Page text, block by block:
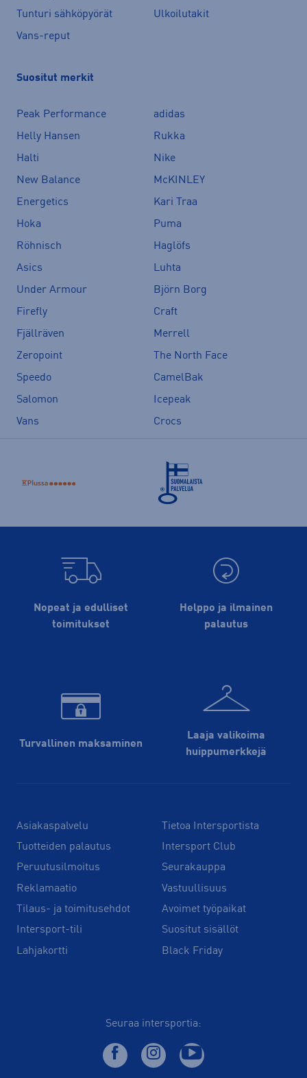
Tunturi sähköpyörät
Ulkoilutakit
Vans-reput
Suositut merkit
Peak Performance
adidas
Helly Hansen
Rukka
Halti
Nike
New Balance
McKINLEY
Energetics
Kari Traa
Hoka
Puma
Röhnisch
Haglöfs
Asics
Luhta
Under Armour
Björn Borg
Firefly
Craft
Fjällräven
Merrell
Zeropoint
The North Face
Speedo
CamelBak
Salomon
Icepeak
Vans
Crocs
Nopeat ja edulliset
toimitukset
Helppo ja ilmainen
palautus
Turvallinen maksaminen
Laaja valikoima
huippu­merkkejä
Asiakaspalvelu
Tuotteiden palautus
Peruutusilmoitus
Reklamaatio
Tilaus- ja toimitusehdot
Intersport-tili
Lahjakortti
Tietoa Intersportista
Intersport Club
Seurakauppa
Vastuullisuus
Avoimet työpaikat
Suositut sisällöt
Black Friday
Seuraa intersportia: